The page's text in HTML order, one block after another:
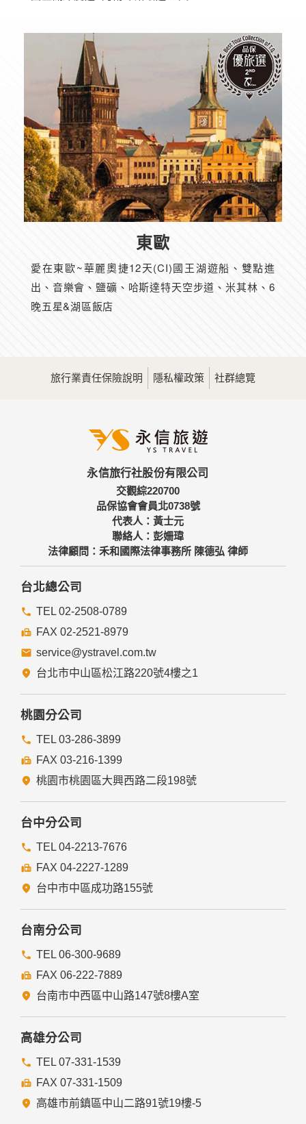
東歐
愛在東歐~華麗奧捷12天(CI)國王湖遊船、雙點進
出、音樂會、鹽礦、哈斯達特天空步道、米其林、6
晚五星&湖區飯店
旅行業責任保險說明 隱私權政策 社群總覽
永信旅行社股份有限公司
交觀綜220700
品保協會會員北0738號
代表人：黃士元
聯絡人：彭姍瑋
法律顧問：禾和國際法律事務所 陳德弘 律師
台北總公司
TEL 02-2508-0789
FAX 02-2521-8979
service@ystravel.com.tw
台北市中山區松江路220號4樓之1
桃園分公司
TEL 03-286-3899
FAX 03-216-1399
桃園市桃園區大興西路二段198號
台中分公司
TEL 04-2213-7676
FAX 04-2227-1289
台中市中區成功路155號
台南分公司
TEL 06-300-9689
FAX 06-222-7889
台南市中西區中山路147號8樓A室
高雄分公司
TEL 07-331-1539
FAX 07-331-1509
高雄市前鎮區中山二路91號19樓-5